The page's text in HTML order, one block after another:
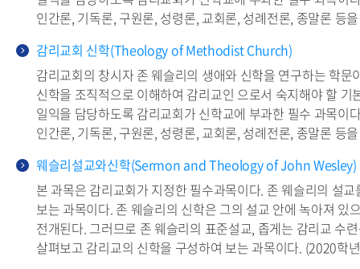
인간론, 기독론, 구원론, 성령론, 교회론, 성례전론, 종말론 등
감리교회 신학(Theology of Methodist Church)
감리교회의 창시자 존 웨슬리의 생애와 신학을 연구하는 학
신학을 조직적으로 이해하여 감리교인 으로서 숙지해야 할
일익을 담당하도록 감리교회가 신학교에 부과한 필수 과목이
인간론, 기독론, 구원론, 성령론, 교회론, 성례전론, 종말론 등
웨슬리설교와신학(Sermon and Theology of John Wesley)
본 과목은 감리교회가 지정한 필수과목이다. 존 웨슬리의 설
보는 과목이다. 존 웨슬리의 신학은 그의 설교 안에 녹아져
전개된다. 그러므로 존 웨슬리의 표준설교, 좁게는 감리교 수
살펴보고 감리교의 신학을 구성하여 보는 과목이다. (2020학